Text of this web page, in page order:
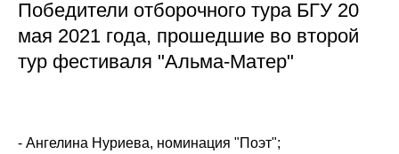
Победители отборочного тура БГУ 20
мая 2021 года, прошедшие во второй
тур фестиваля "Альма-Матер"
- Ангелина Нуриева, номинация "Поэт";